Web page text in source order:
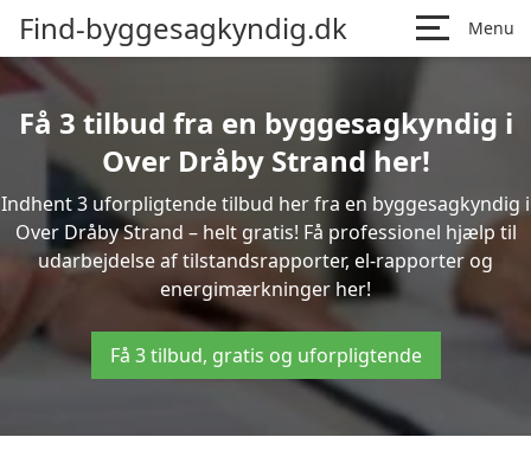
Find-byggesagkyndig.dk Menu
Få 3 tilbud fra en byggesagkyndig i
Over Dråby Strand her!
Indhent 3 uforpligtende tilbud her fra en byggesagkyndig i
Over Dråby Strand – helt gratis! Få professionel hjælp til
udarbejdelse af tilstandsrapporter, el-rapporter og
energimærkninger her!
Få 3 tilbud, gratis og uforpligtende